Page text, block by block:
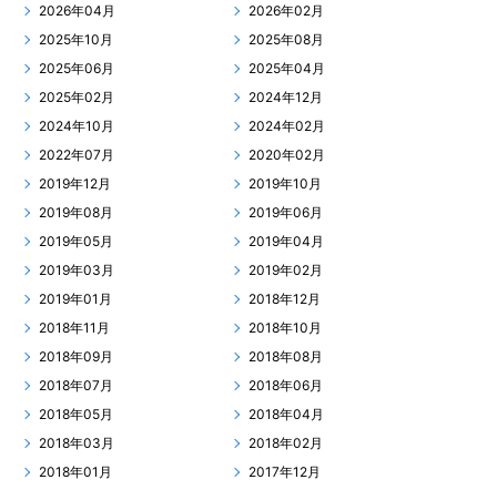
2026年04月
2026年02月
2025年10月
2025年08月
2025年06月
2025年04月
2025年02月
2024年12月
2024年10月
2024年02月
2022年07月
2020年02月
2019年12月
2019年10月
2019年08月
2019年06月
2019年05月
2019年04月
2019年03月
2019年02月
2019年01月
2018年12月
2018年11月
2018年10月
2018年09月
2018年08月
2018年07月
2018年06月
2018年05月
2018年04月
2018年03月
2018年02月
2018年01月
2017年12月